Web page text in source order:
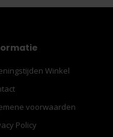
Winkel
voorwaarden
Policy